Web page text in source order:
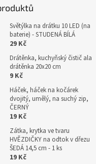
Světýlka na drátku 10 LED (na
baterie) - STUDENÁ BÍLÁ
29 Kč
Drátěnka, kuchyňský čistič ala
drátěnka 20x20 cm
9 Kč
Háček, háček na kočárek
dvojitý, umělý, na suchý zip,
ČERNÝ
19 Kč
Zátka, krytka ve tvaru
HVĚZDIČKY na odtok v dřezu
ŠEDÁ 14,5 cm - 1 ks
19 Kč